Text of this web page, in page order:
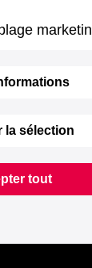
la sélection
tout